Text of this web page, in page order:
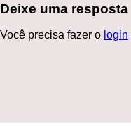
Deixe uma resposta
Você precisa fazer o login